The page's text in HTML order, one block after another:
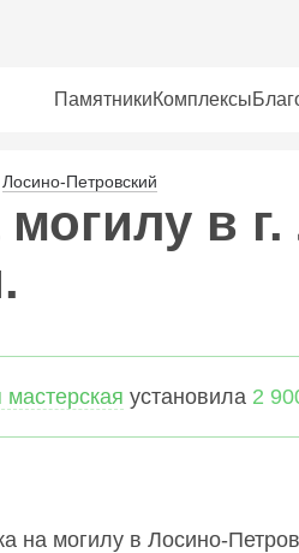
ПамятникиКомплексы
Лосино-Петровский
в
мастерская установила 2
на могилу в Лосино-